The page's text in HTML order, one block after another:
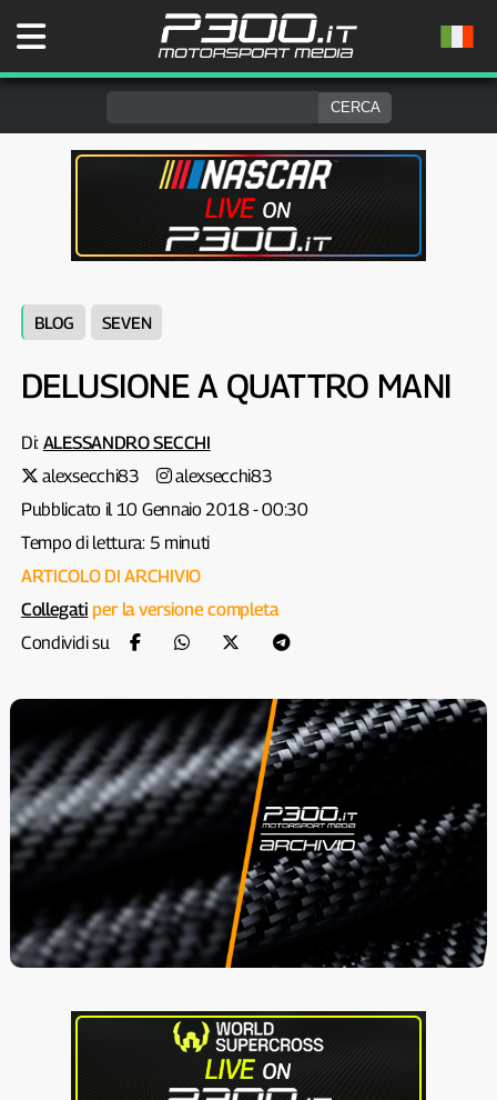
BLOG SEVEN
DELUSIONE A QUATTRO MANI
Di: ALESSANDRO SECCHI
alexsecchi83
alexsecchi83
Pubblicato il 10 Gennaio 2018 - 00:30
Tempo di lettura: 5 minuti
ARTICOLO DI ARCHIVIO
Collegati per la versione completa
Condividi su